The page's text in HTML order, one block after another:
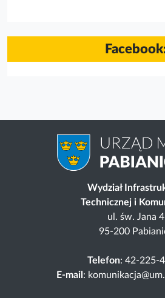
Wydział
Technicznej i
ul. św. Jana 4
95-200
Telefon: 42-225-
E-mail :